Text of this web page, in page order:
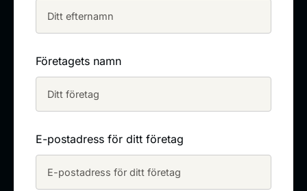
Företagets namn
E-postadress för ditt företag